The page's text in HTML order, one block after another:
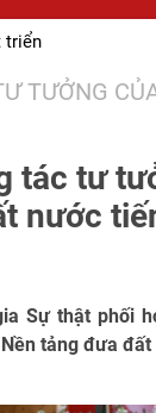
triển
TƯỞNG
tác tư
nước
Sự thật phối
tảng đưa